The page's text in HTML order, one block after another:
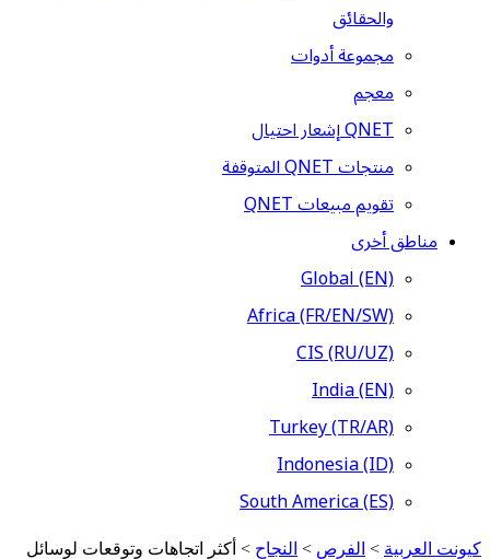
والحقائق
مجموعة أدوات
معجم
QNET إشعار احتيال
منتجات QNET المتوقفة
تقويم مبيعات QNET
مناطق أخرى
Global (EN)
Africa (FR/EN/SW)
CIS (RU/UZ)
India (EN)
Turkey (TR/AR)
Indonesia (ID)
South America (ES)
كيونت العربية > الفرص > النجاح > أكثر اتجاهات وتوقعات لوسائل